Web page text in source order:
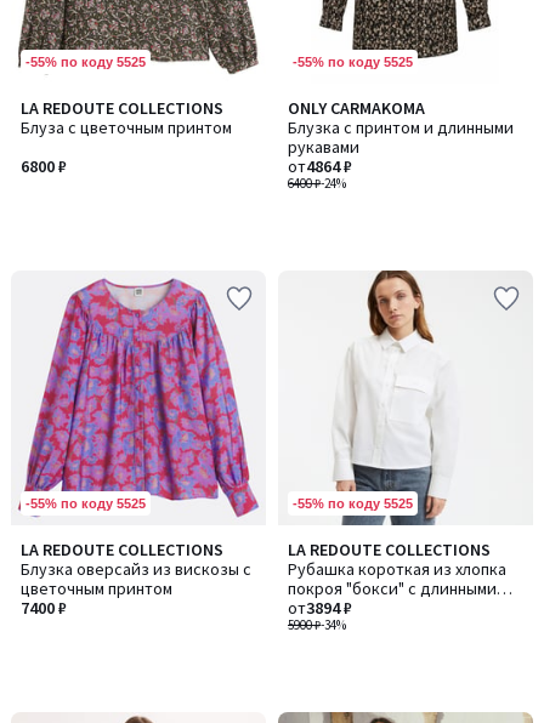
-55% по коду 5525
LA REDOUTE COLLECTIONS
Блуза с цветочным принтом
6800 ₽
-55% по коду 5525
ONLY CARMAKOMA
Блузка с принтом и длинными
рукавами
6400 ₽-24%
от4864 ₽
-55% по коду 5525
LA REDOUTE COLLECTIONS
Блузка оверсайз из вискозы с
цветочным принтом
7400 ₽
-55% по коду 5525
LA REDOUTE COLLECTIONS
Рубашка короткая из хлопка
покроя "бокси" с длинными
рукавами
5900 ₽-34%
от3894 ₽